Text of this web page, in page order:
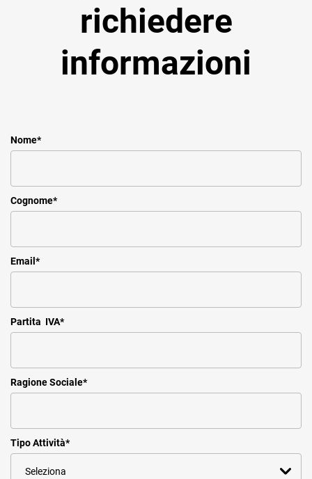
richiedere
informazioni
Nome*
Cognome*
Email *
Partita IVA*
Ragione Sociale*
Tipo Attività*